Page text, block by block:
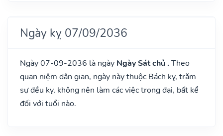
Ngày kỵ 07/09/2036
Ngày 07-09-2036 là ngày Ngày Sát chủ . Theo
quan niệm dân gian, ngày này thuộc Bách kỵ, trăm
sự đều kỵ, không nên làm các việc trọng đại, bất kể
đối với tuổi nào.